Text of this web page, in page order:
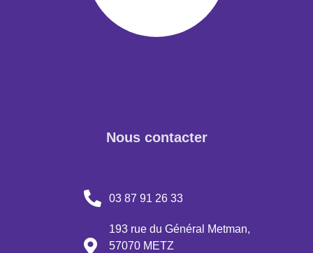
Nous contacter
03 87 91 26 33
193 rue du Général Metman,
57070 METZ